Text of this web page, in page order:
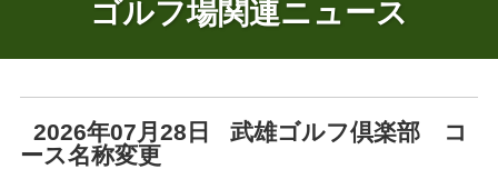
ゴルフ場関連ニュース
2026年07月28日 武雄ゴルフ倶楽部 コ
ース名称変更